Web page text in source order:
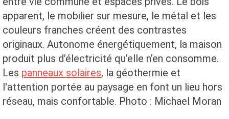
apparent, le mobilier sur mesure, le métal et les
couleurs franches créent des contrastes
originaux. Autonome énergétiquement, la maison
produit plus d’électricité qu’elle n’en consomme.
Les panneaux solaires, la géothermie et
l'attention portée au paysage en font un lieu hors
réseau, mais confortable. Photo : Michael Moran